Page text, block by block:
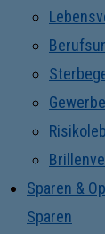
Sparen &
Sparen